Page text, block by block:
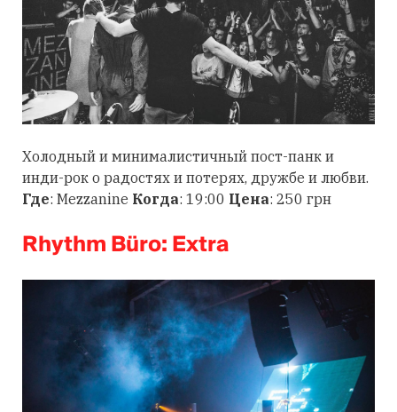
Холодный и минималистичный пост-панк и
инди-рок о радостях и потерях, дружбе и любви.
Где: Mezzanine Когда: 19:00 Цена: 250 грн
Rhythm Büro: Extra